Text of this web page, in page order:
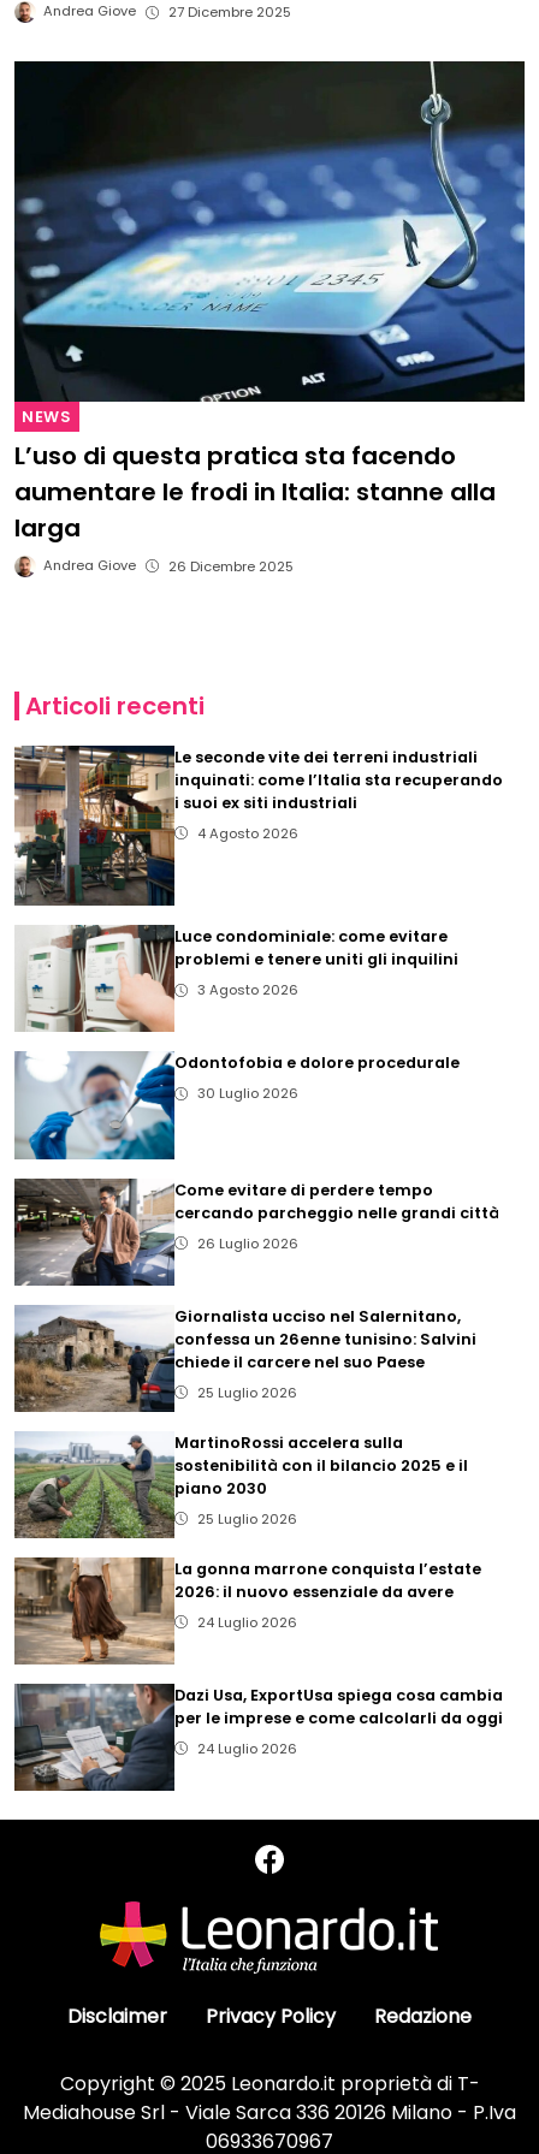
Andrea Giove 27 Dicembre 2025
NEWS
L’uso di questa pratica sta facendo
aumentare le frodi in Italia: stanne alla
larga
Andrea Giove 26 Dicembre 2025
Articoli recenti
Le seconde vite dei terreni industriali
inquinati: come l’Italia sta recuperando
i suoi ex siti industriali
4 Agosto 2026
Luce condominiale: come evitare
problemi e tenere uniti gli inquilini
3 Agosto 2026
Odontofobia e dolore procedurale
30 Luglio 2026
Come evitare di perdere tempo
cercando parcheggio nelle grandi città
26 Luglio 2026
Giornalista ucciso nel Salernitano,
confessa un 26enne tunisino: Salvini
chiede il carcere nel suo Paese
25 Luglio 2026
MartinoRossi accelera sulla
sostenibilità con il bilancio 2025 e il
piano 2030
25 Luglio 2026
La gonna marrone conquista l’estate
2026: il nuovo essenziale da avere
24 Luglio 2026
Dazi Usa, ExportUsa spiega cosa cambia
per le imprese e come calcolarli da oggi
24 Luglio 2026
Disclaimer Privacy Policy Redazione
Copyright © 2025 Leonardo.it proprietà di T-
Mediahouse Srl - Viale Sarca 336 20126 Milano - P.Iva
06933670967